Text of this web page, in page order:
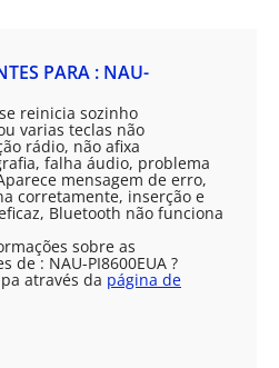
PARA : NAU-
reinicia sozinho
varias teclas não
rádio, não afixa
falha áudio, problema
mensagem de erro,
corretamente, inserção e
Bluetooth não funciona
sobre as
de : NAU-PI8600EUA ?
através da página de